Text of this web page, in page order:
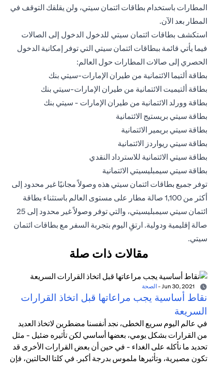
المطارات باستخدام بطاقات ائتمان سيتي، ولن يقلقك التوقف في
المطار بعد الآن.
استكشف بطاقات ائتمان سيتي للدخول الدخول إلى الصالات
فيما يأتي قائمة ببطاقات ائتمان سيتي التي توفر إمكانية الدخول
الحصري إلى صالات المطارات حول العالم:
بطاقة ألتيما الائتمانية من طيران الإمارات-سيتي بنك
بطاقة ألتيميت الائتمانية من طيران الإمارات-سيتي بنك
بطاقة وورلد الائتمانية من طيران الإمارات - سيتي بنك
بطاقة سيتي بريستيج الائتمانية
بطاقة سيتي بريمير الائتمانية
بطاقة سيتي ريواردز الائتمانية
بطاقة سيتي الائتمانية للاسترداد النقدي
بطاقة سيتي سيمبليسيتي الائتمانية
توفر جميع بطاقات ائتمان سيتي هذه وصولاً مجانيًا غير محدود إلى
أكثر من 1,100 صالة مطار على مستوى العالم باستثناء بطاقة
ائتمان سيتي سيمبليسيتي، والتي توفر وصولاً غير محدود إلى 25
صالة إقليمية ودولية. ارتقِ اليوم بتجربة السفر مع بطاقات ائتمان
سيتي.
مقالات ذات صلة
- الصحة
نقاط أساسية يجب مراعاتها قبل اتخاذ القرارات
السريعة
في عالم اليوم سريع الخطى، نجد أنفسنا مضطرين لاتخاذ العديد
من القرارات بشكل يومي، بعضها أساسي لكن تأثيره ضئيل - مثل
تحديد ما نأكله على الغداء - في حين أن بعض القرارات الأخرى قد
تكون مصيرية، وتأثيرها ملموس بدرجة أكبر. في كلتا الحالتين، فإن